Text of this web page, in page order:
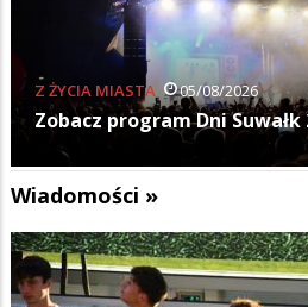
Z ŻYCIA MIASTA 05/08/2026
Zobacz program Dni Suwałk
Wiadomości »